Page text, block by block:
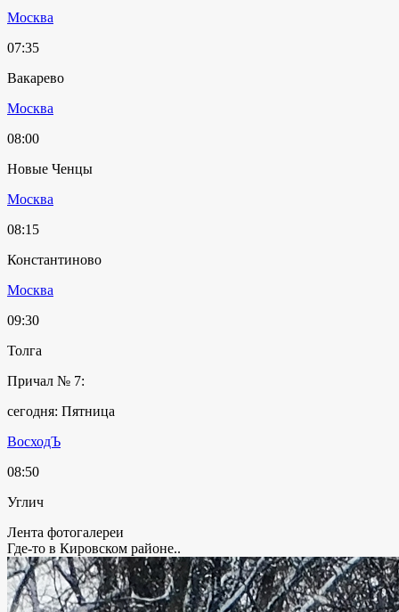
Москва
07:35
Вакарево
Москва
08:00
Новые Ченцы
Москва
08:15
Константиново
Москва
09:30
Толга
Причал № 7:
сегодня: Пятница
ВосходЪ
08:50
Углич
Лента фотогалереи
Где-то в Кировском районе..